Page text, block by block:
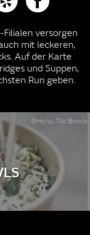
versorgen
mit leckeren,
Auf der Karte
und Suppen,
Run geben.
©Honu Tiki Bowls